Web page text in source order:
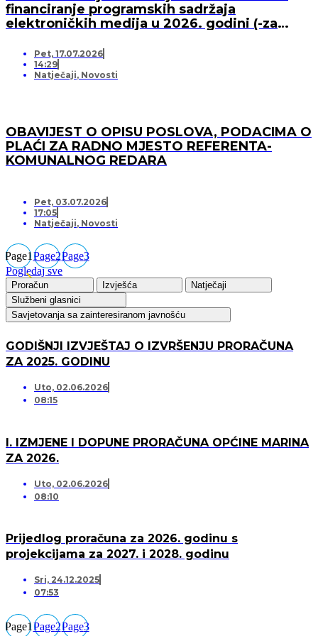
financiranje programskih sadržaja
elektroničkih medija u 2026. godini (-za
Pet, 17.07.2026
14:29
Natječaji, Novosti
OBAVIJEST O OPISU POSLOVA, PODACIMA O
PLAĆI ZA RADNO MJESTO REFERENTA-
KOMUNALNOG REDARA
Pet, 03.07.2026
17:05
Natječaji, Novosti
Page1Page2Page3
Pogledaj sve
Proračun Izvješća
Natječaji
Službeni glasnici
Savjetovanja sa zainteresiranom javnošću
GODIŠNJI IZVJEŠTAJ O IZVRŠENJU PRORAČUNA
ZA 2025. GODINU
Uto, 02.06.2026
08:15
I. IZMJENE I DOPUNE PRORAČUNA OPĆINE MARINA
ZA 2026.
Uto, 02.06.2026
08:10
Prijedlog proračuna za 2026. godinu s
projekcijama za 2027. i 2028. godinu
Sri, 24.12.2025
07:53
Page1Page2Page3